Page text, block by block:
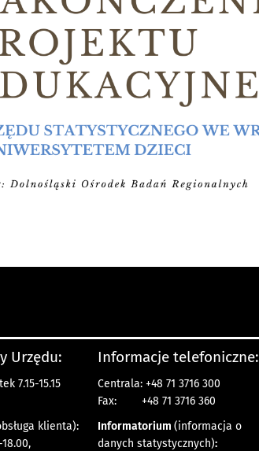
Urzędu:
7.15-15.15
klienta):
Informacje telefoniczne:
Centrala: +48 71 3716 300
Fax:
+48 71 3716 360
Informatorium (informacja o
danych statystycznych):